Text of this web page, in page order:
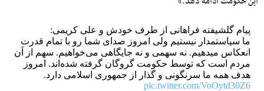
پیام گلشیفته فراهانی از طرف خودش و علی کریمی:
ما سیاستمدار نیستیم ولی امروز صدای شما رو با تمام قدرت
انعکاس میدهیم. نه سهمی و نه جایگاهی می‌خواهیم. سهم از آن
مردم است که توسط حکومت گروگان گرفته شده‌اند. امروز
هدف همه ما سرنگونی و گذار از جمهوری اسلامی دارد.
pic.twitter.com/VoOytd30Z6